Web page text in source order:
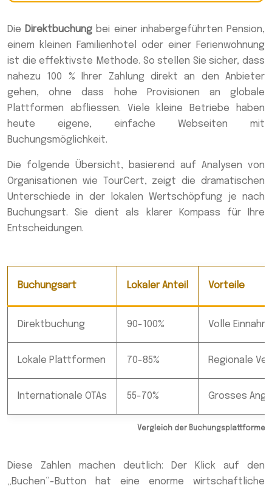
Die Direktbuchung bei einer inhabergeführten Pension,
einem kleinen Familienhotel oder einer Ferienwohnung
ist die effektivste Methode. So stellen Sie sicher, dass
nahezu 100 % Ihrer Zahlung direkt an den Anbieter
gehen, ohne dass hohe Provisionen an globale
Plattformen abfliessen. Viele kleine Betriebe haben
heute eigene, einfache Webseiten mit
Buchungsmöglichkeit.
Die folgende Übersicht, basierend auf Analysen von
Organisationen wie TourCert, zeigt die dramatischen
Unterschiede in der lokalen Wertschöpfung je nach
Buchungsart. Sie dient als klarer Kompass für Ihre
Entscheidungen.
Vergleich der Buchungsplattformen
Buchungsart Lokaler Anteil Vorteile
Direktbuchung 90-100% Volle
Lokale Plattformen 70-85% Regionale
Internationale OTAs 55-70% Grosses
Diese Zahlen machen deutlich: Der Klick auf den
„Buchen“-Button hat eine enorme wirtschaftliche